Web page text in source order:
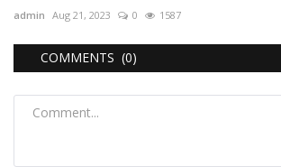
admin Aug 21, 2023 0 1587
COMMENTS (0)